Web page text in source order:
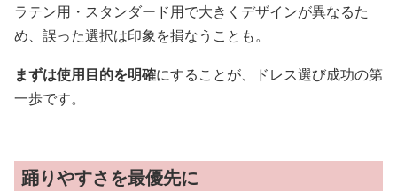
ラテン用・スタンダード用で大きくデザインが異なるた
め、誤った選択は印象を損なうことも。
まずは使用目的を明確にすることが、ドレス選び成功の第
一歩です。
踊りやすさを最優先に